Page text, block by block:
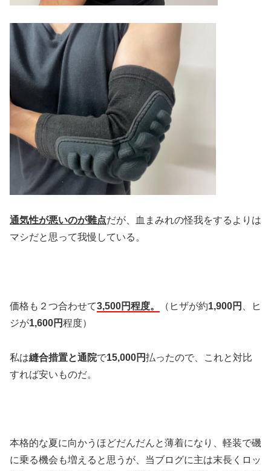
通気性が悪いのが難点だが、血まみれの怪我をするよりは
マシだと思って我慢している。
価格も２つ合わせて3,500円程度。 （ヒザが約1,900円
、ヒ
ジが1,600円程度）
私は縫合措置と通院で15,000円払ったので、これと対比
すれば安いものだ。
本格的な夏に向かうほどだんだんと薄着になり、軽装で磯
に乗る機会も増えると思うが、当ブログに主は末長くロッ